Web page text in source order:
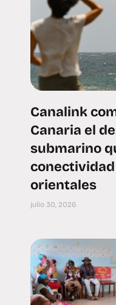
Canalink
Canaria el
submarino
orientales
julio 30, 2026